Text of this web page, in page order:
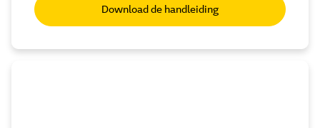
Download de handleiding